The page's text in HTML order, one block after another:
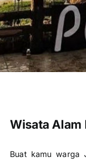
Publikasi
Peta Wisata
BLU
Wisata Alam
Buat kamu warga